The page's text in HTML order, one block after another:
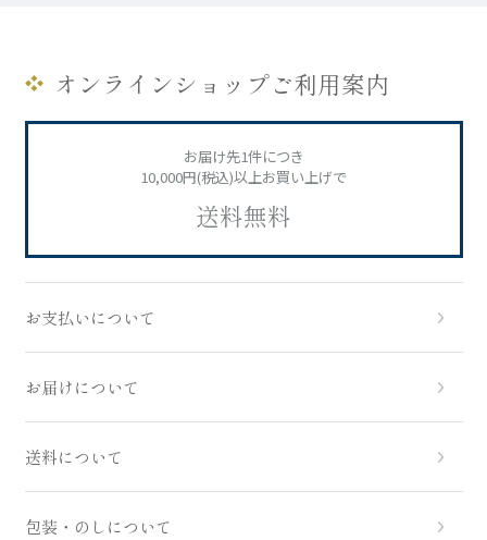
オンラインショップご利用案内
お届け先1件につき
10,000円(税込)以上お買い上げで
送料無料
お支払いについて
お届けについて
送料について
包装・のしについて